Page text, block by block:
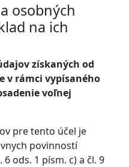
osobných
na ich
získaných od
v rámci vypísaného
voľnej
pre tento účel je
povinností
ods. 1 písm. c) a čl. 9